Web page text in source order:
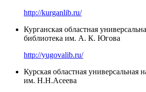
http://kurganlib.ru/
Курганская областная
библиотека им. А. К. Югова
http://yugovalib.ru/
Курская областная универсальная
им. Н.Н.Асеева